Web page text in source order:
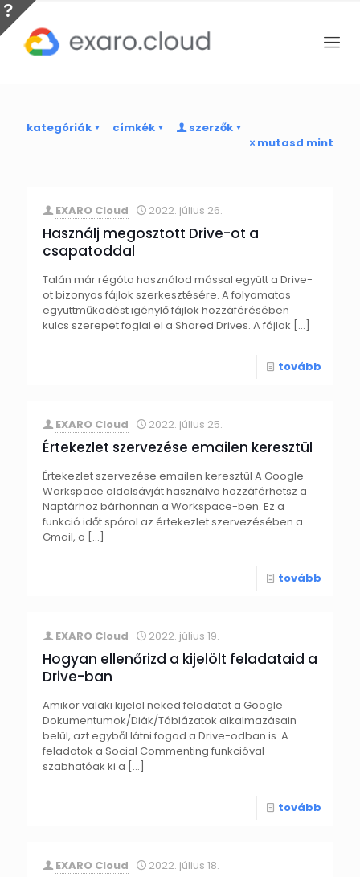
kategóriák címkék
szerzők
mutasd mint
EXARO Cloud 2022. július 26.
Használj megosztott Drive-ot a
csapatoddal
Talán már régóta használod mással együtt a Drive-
ot bizonyos fájlok szerkesztésére. A folyamatos
együttműködést igénylő fájlok hozzáférésében
kulcs szerepet foglal el a Shared Drives. A fájlok […]
tovább
EXARO Cloud 2022. július 25.
Értekezlet szervezése emailen keresztül
Értekezlet szervezése emailen keresztül A Google
Workspace oldalsávját használva hozzáférhetsz a
Naptárhoz bárhonnan a Workspace-ben. Ez a
funkció időt spórol az értekezlet szervezésében a
Gmail, a […]
tovább
EXARO Cloud 2022. július 19.
Hogyan ellenőrizd a kijelölt feladataid a
Drive-ban
Amikor valaki kijelöl neked feladatot a Google
Dokumentumok/Diák/Táblázatok alkalmazásain
belül, azt egyből látni fogod a Drive-odban is. A
feladatok a Social Commenting funkcióval
szabhatóak ki a […]
tovább
EXARO Cloud 2022. július 18.